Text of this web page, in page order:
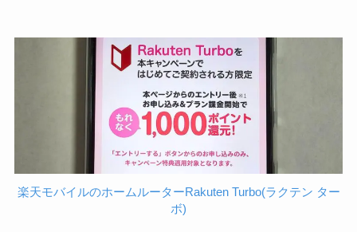
楽天モバイルのホームルーターRakuten Turbo(ラクテン ター
ボ)